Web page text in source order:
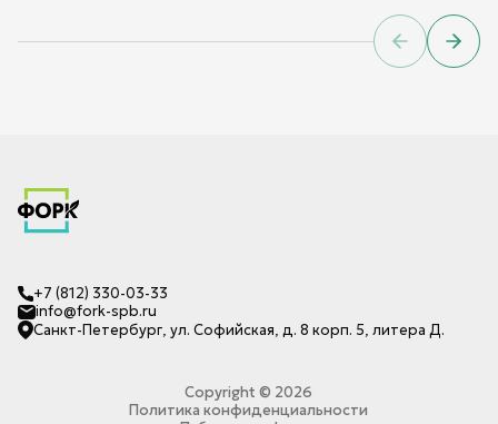
Previous
Next
+7 (812) 330-03-33
info@fork-spb.ru
Санкт-Петербург, ул. Софийская, д. 8 корп. 5, литера Д.
Copyright © 2026
Политика конфиденциальности